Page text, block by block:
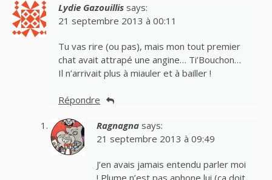
Lydie Gazouillis says:
21 septembre 2013 à 00:11
Tu vas rire (ou pas), mais mon tout premier
chat avait attrapé une angine… Ti’Bouchon…
Il n’arrivait plus à miauler et à bailler !
Répondre
Ragnagna says:
21 septembre 2013 à 09:49
J’en avais jamais entendu parler moi